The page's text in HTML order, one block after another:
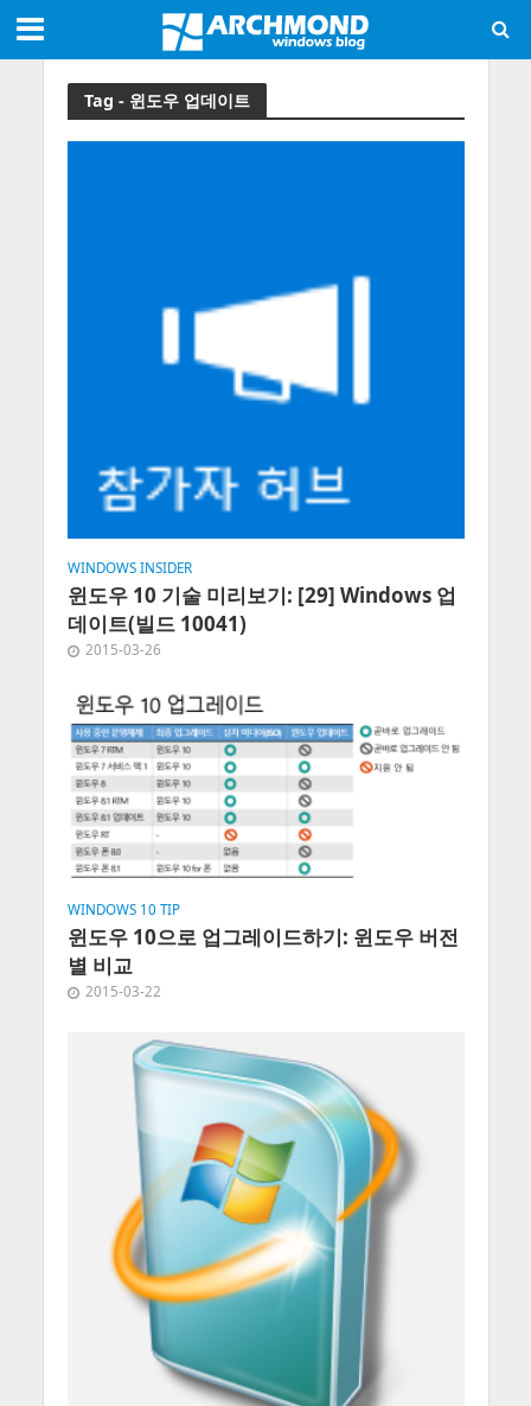
Tag - 윈도우 업데이트
WINDOWS INSIDER
윈도우 10 기술 미리보기: [29] Windows 업
데이트(빌드 10041)
2015-03-26
WINDOWS 10 TIP
윈도우 10으로 업그레이드하기: 윈도우 버전
별 비교
2015-03-22